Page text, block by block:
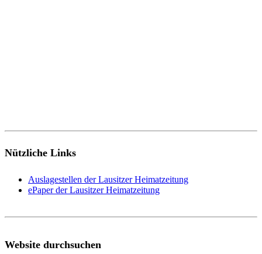
Nützliche Links
Auslagestellen der Lausitzer Heimatzeitung
ePaper der Lausitzer Heimatzeitung
Website durchsuchen